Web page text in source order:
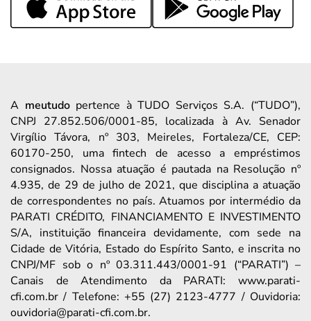
A meutudopertence à TUDO Serviços S.A. (“TUDO”),
CNPJ 27.852.506/0001-85, localizada à Av. Senador
Virgílio Távora, nº 303, Meireles, Fortaleza/CE, CEP:
60170-250, uma fintech de acesso a empréstimos
consignados. Nossa atuação é pautada na Resolução nº
4.935, de 29 de julho de 2021, que disciplina a atuação
de correspondentes no país. Atuamos por intermédio da
PARATI CRÉDITO, FINANCIAMENTO E INVESTIMENTO
S/A, instituição financeira devidamente, com sede na
Cidade de Vitória, Estado do Espírito Santo, e inscrita no
CNPJ/MF sob o nº 03.311.443/0001-91 (“PARATI”) –
Canais de Atendimento da PARATI: www.parati-
cfi.com.br / Telefone: +55 (27) 2123-4777 / Ouvidoria:
ouvidoria@parati-cfi.com.br.